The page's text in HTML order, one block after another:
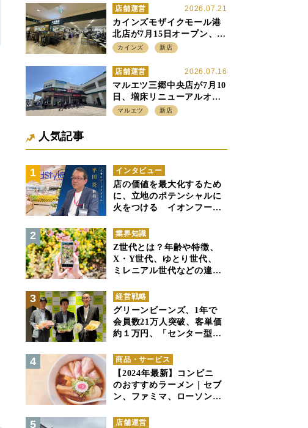
を出店
2026.07.21
店舗運営
カインズモザイクモール港
北店が7月15日オープン、出
店強化の神奈川県、駅前
カインズ 新店
2026.07.16
店舗運営
マルエツ三郷中央店が7月10
日、増床リニューアルオー
プン、「アーバン500坪モデ
マルエツ 新店
人気記事
インタビュー
店の価値を最大化するため
に、立地のポテンシャルに
火をつける イオンフード
業界知識
Z世代とは？年齢や特徴、
X・Y世代、ゆとり世代、
ミレニアル世代などの違い
経営戦略
グリーンビーンズ、1年で
会員数21万人突破、客単価
約１万円、「センター型の
も成立できるか
商品・サービス
【2024年最新】コンビニ
のおすすめラーメン｜セブ
ン、ファミマ、ローソンの
店舗運営